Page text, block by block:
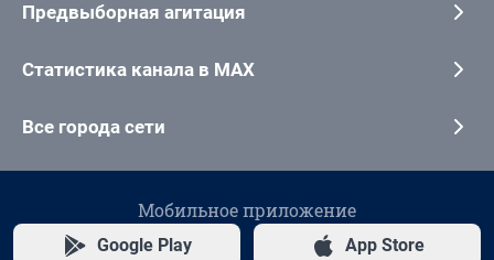
Предвыборная агитация
Статистика канала в MAX
Все города сети
Мобильное приложение
Google Play App Store